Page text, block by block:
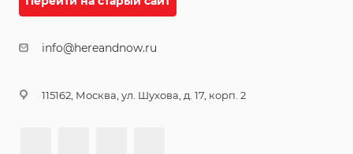
info@hereandnow.ru
115162, Москва, ул. Шухова, д. 17, корп. 2